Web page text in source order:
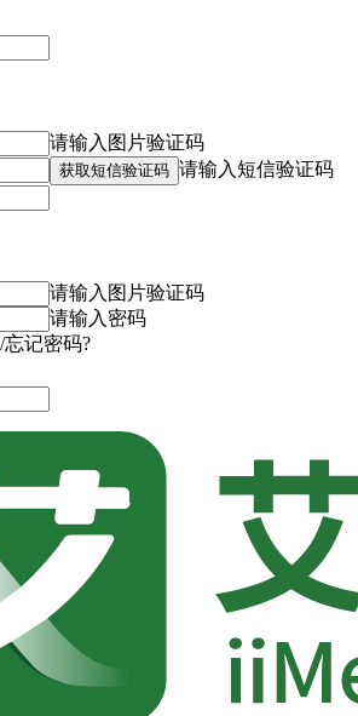
请输入图片验证码
获取短信验证码 请输入短信验证码
请输入图片验证码
请输入密码
忘记密码?
容
数据